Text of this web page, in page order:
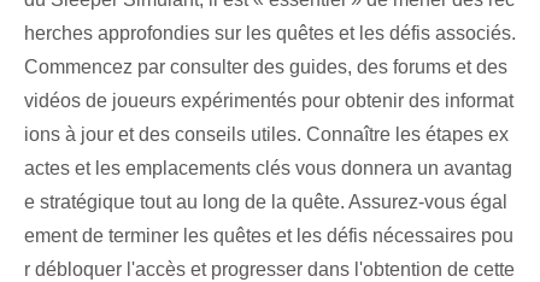
herches approfondies⁣ sur les quêtes⁣ et les défis associés.
Commencez par consulter des guides, des forums et des
vidéos de joueurs expérimentés pour obtenir des informat
ions à jour et des conseils utiles. Connaître les étapes ex
actes et les emplacements clés vous donnera un avantag
e stratégique tout au long de la quête. Assurez-vous égal
ement de terminer les quêtes et les défis nécessaires pou
r débloquer l'accès et progresser dans l'obtention de cette